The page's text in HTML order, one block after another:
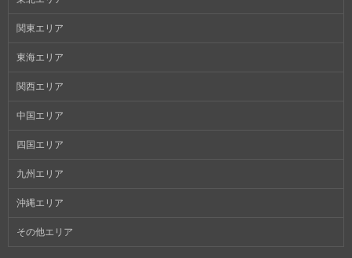
関東エリア
東海エリア
関西エリア
中国エリア
四国エリア
九州エリア
沖縄エリア
その他エリア